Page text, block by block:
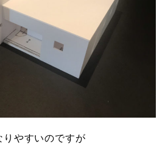
りやすいのですが